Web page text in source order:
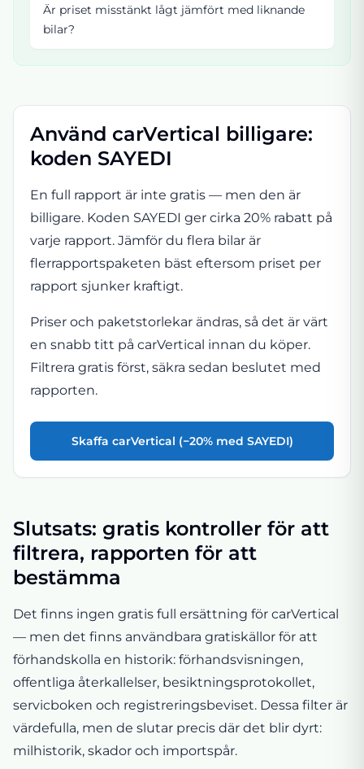
Är priset misstänkt lågt jämfört med liknande
bilar?
Använd carVertical billigare:
koden SAYEDI
En full rapport är inte gratis — men den är
billigare. Koden SAYEDI ger cirka 20% rabatt på
varje rapport. Jämför du flera bilar är
flerrapportspaketen bäst eftersom priset per
rapport sjunker kraftigt.
Priser och paketstorlekar ändras, så det är värt
en snabb titt på carVertical innan du köper.
Filtrera gratis först, säkra sedan beslutet med
rapporten.
Skaffa carVertical (−20% med SAYEDI)
Slutsats: gratis kontroller för att
filtrera, rapporten för att
bestämma
Det finns ingen gratis full ersättning för carVertical
— men det finns användbara gratiskällor för att
förhandskolla en historik: förhandsvisningen,
offentliga återkallelser, besiktningsprotokollet,
servicboken och registreringsbeviset. Dessa filter är
värdefulla, men de slutar precis där det blir dyrt:
milhistorik, skador och importspår.